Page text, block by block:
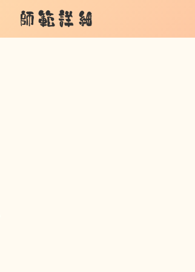
師範詳細